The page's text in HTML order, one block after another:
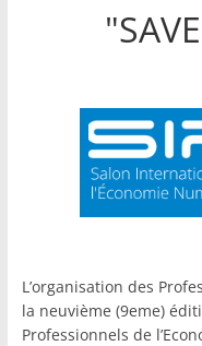
L’organisation des
la neuvième (9eme)
Professionnels de